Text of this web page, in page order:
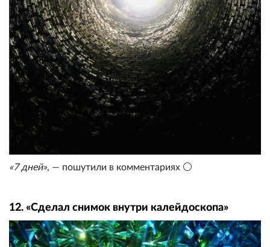
«7 дней», — пошутили в комментариях ⚪
12. «Сделал снимок внутри калейдоскопа»